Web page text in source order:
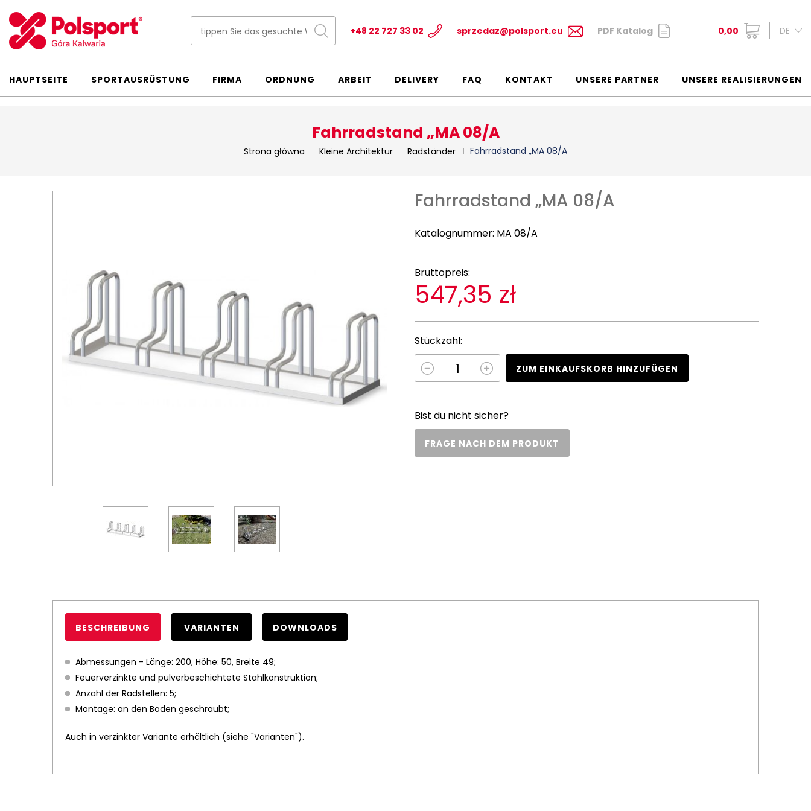
+48 22 727 33 02 sprzedaz@polsport.eu PDF Katalog 0,00 DE
HAUPTSEITE SPORTAUSRÜSTUNG FIRMA ORDNUNG ARBEIT DELIVERY FAQ KONTAKT UNSERE PARTNER UNSERE REALISIERUNGEN
Fahrradstand „MA 08/A
Strona główna Kleine Architektur Radständer Fahrradstand „MA 08/A
Fahrradstand „MA 08/A
Katalognummer: MA 08/A
Bruttopreis:
547,35 zł
Stückzahl:
ZUM EINKAUFSKORB HINZUFÜGEN
Bist du nicht sicher?
FRAGE NACH DEM PRODUKT
BESCHREIBUNG VARIANTEN DOWNLOADS
Abmessungen - Länge: 200, Höhe: 50, Breite 49;
Feuerverzinkte und pulverbeschichtete Stahlkonstruktion;
Anzahl der Radstellen: 5;
Montage: an den Boden geschraubt;
Auch in verzinkter Variante erhältlich (siehe "Varianten").